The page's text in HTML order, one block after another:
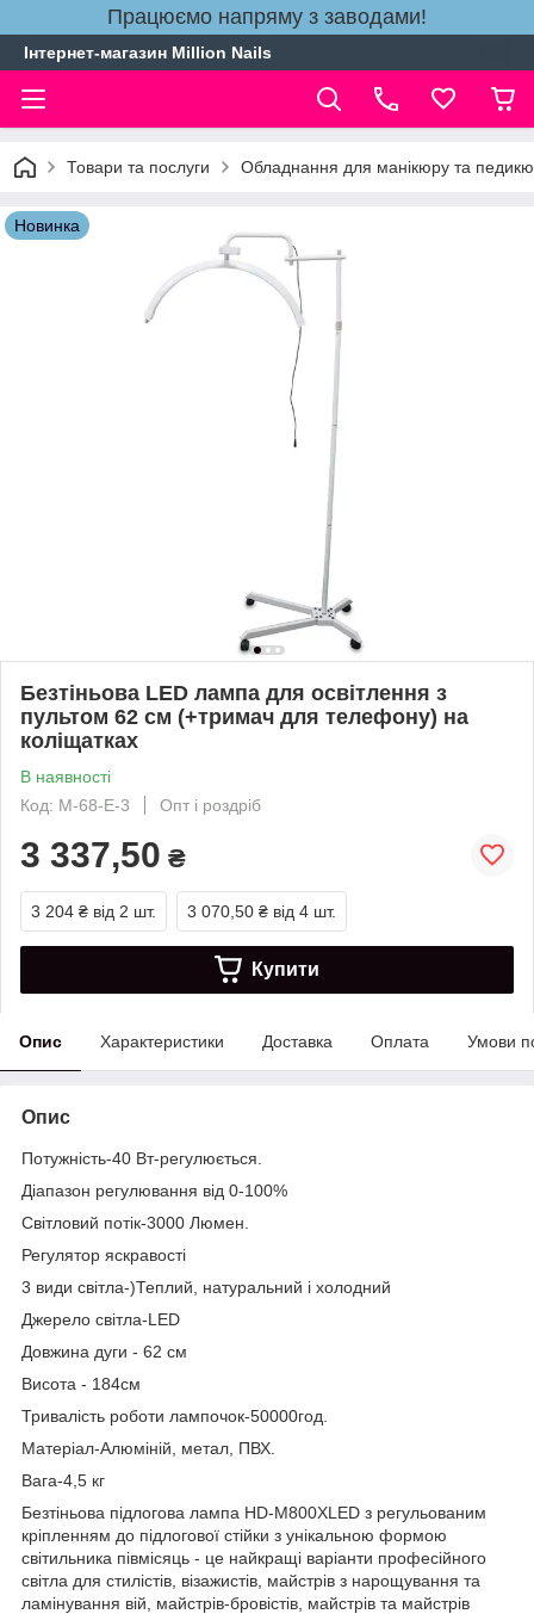
Працюємо напряму з заводами!
Інтернет-магазин Million Nails
Товари та послуги Обладнання для манікюру та
Новинка
Безтіньова LED лампа для освітлення з
пультом 62 см (+тримач для телефону) на
коліщатках
В наявності
Код: М-68-Е-3
Опт і роздріб
3 337,50 ₴
3 204 ₴ від 2 шт. 3 070,50 ₴ від 4 шт.
Купити
Опис Характеристики Доставка Оплата Умови
Опис
Потужність-40 Вт-регулюється.
Діапазон регулювання від 0-100%
Світловий потік-3000 Люмен.
Регулятор яскравості
3 види світла-)Теплий, натуральний і холодний
Джерело світла-LED
Довжина дуги - 62 см
Висота - 184см
Тривалість роботи лампочок-50000год.
Матеріал-Алюміній, метал, ПВХ.
Вага-4,5 кг
Безтіньова підлогова лампа HD-M800XLED з регульованим
кріпленням до підлогової стійки з унікальною формою
світильника півмісяць - це найкращі варіанти професійного
світла для стилістів, візажистів, майстрів з нарощування та
ламінування вій, майстрів-бровістів, майстрів та майстрів